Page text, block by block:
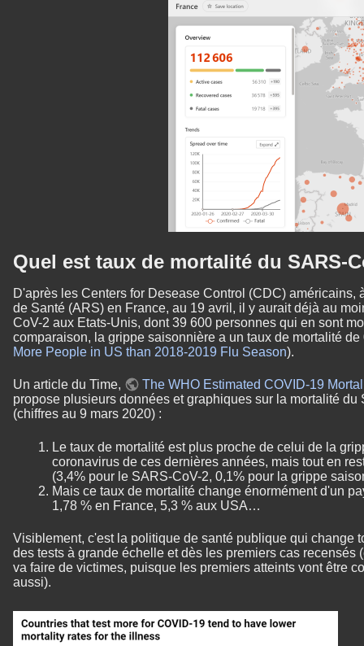
Quel est taux de mortalité du SARS-
D'après les Centers for Desease Control (CDC)
de Santé (ARS) en France, au 19 avril, il y aurait déjà au
CoV-2 aux Etats-Unis, dont 39 600 personnes qui en sont
comparaison, la grippe saisonnière a un taux de mortalité
More People in US than 2018-2019 Flu Season).
Un article du Time,
The WHO Estimated COVID-19
propose plusieurs données et graphiques sur la mortalité
(chiffres au 9 mars 2020) :
Le taux de mortalité est plus proche de celui de la
coronavirus de ces dernières années, mais tout en
(3,4% pour le SARS-CoV-2, 0,1% pour la grippe
Mais ce taux de mortalité change énormément d'un
1,78 % en France, 5,3 % aux USA…
Visiblement, c'est la politique de santé publique qui change
des tests à grande échelle et dès les premiers cas
va faire de victimes, puisque les premiers atteints vont être
aussi).